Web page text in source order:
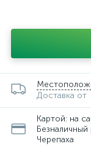
Доставка от
Картой: на
Безналичный
Черепаха